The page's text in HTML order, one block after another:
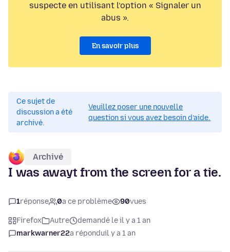
suspecte en utilisant l’option « Signaler un
abus ».
En savoir plus
Ce sujet de
discussion a été
archivé.
Veuillez poser une nouvelle
question si vous avez besoin d’aide.
Archivé
I was awayt from the screen for a tie.
1réponse 0a ce problème 90vues
Firefox Autre
demandé le il y a 1 an
markwarner22a réponduil y a 1 an